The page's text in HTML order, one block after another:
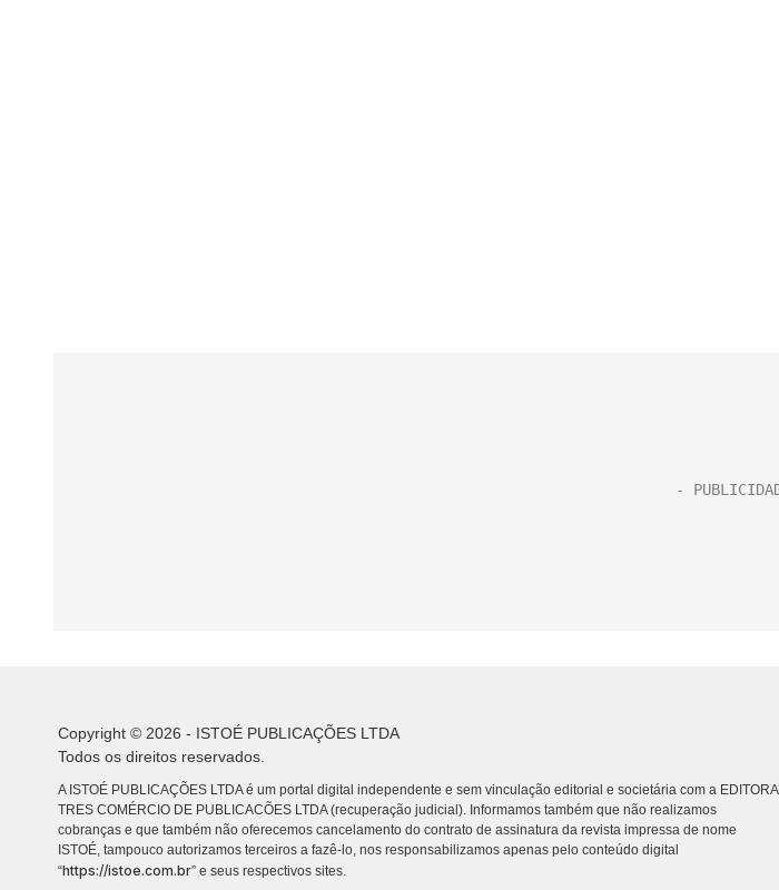
Copyright © 2026 - ISTOÉ PUBLICAÇÕES LTDA
Todos os direitos reservados.
A ISTOÉ PUBLICAÇÕES LTDA é um portal digital independente e sem vinculação editorial e societária com a EDITORA
TRES COMÉRCIO DE PUBLICACÕES LTDA (recuperação judicial). Informamos também que não realizamos
cobranças e que também não oferecemos cancelamento do contrato de assinatura da revista impressa de nome
ISTOÉ, tampouco autorizamos terceiros a fazê-lo, nos responsabilizamos apenas pelo conteúdo digital
“https://istoe.com.br” e seus respectivos sites.